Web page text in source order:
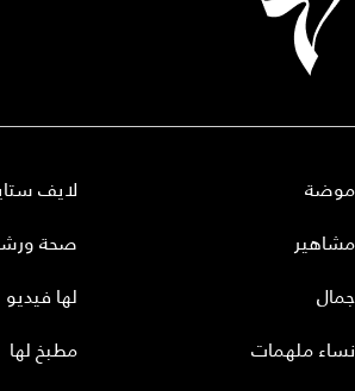
موضة
مشاهير
جمال
نساء ملهمات
لايف
صحة
لها فيديو
مطبخ لها